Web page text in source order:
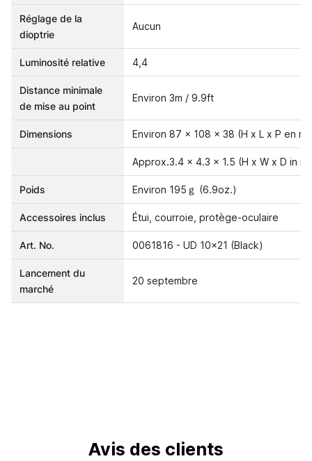
Réglage de la
dioptrie
Aucun
Luminosité relative 4,4
Distance minimale
de mise au point
Environ 3m / 9.9ft
Dimensions Environ 87 x 108 x 38 (H x L x P en
Approx.3.4 x 4.3 x 1.5 (H x W x D in
Poids Environ 195ｇ (6.9oz.)
Accessoires inclus Étui, courroie, protège-oculaire
Art. No. 0061816 - UD 10x21 (Black)
Lancement du
marché
20 septembre
Avis des clients